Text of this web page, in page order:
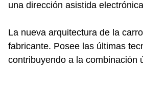
una dirección asistida
La nueva arquitectura de la
fabricante. Posee las últimas
contribuyendo a la combinación